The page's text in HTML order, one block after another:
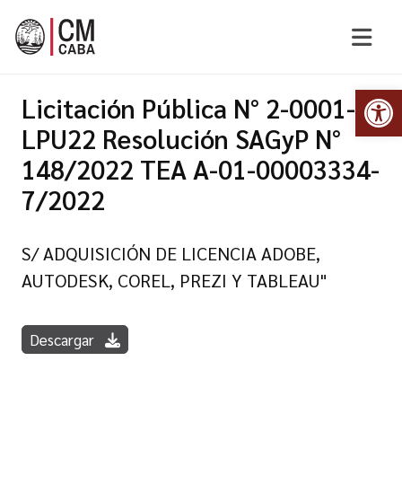
Licitación Pública N° 2-0001-
LPU22 Resolución SAGyP N°
148/2022 TEA A-01-00003334-
7/2022
S/ ADQUISICIÓN DE LICENCIA ADOBE,
AUTODESK, COREL, PREZI Y TABLEAU"
Descargar